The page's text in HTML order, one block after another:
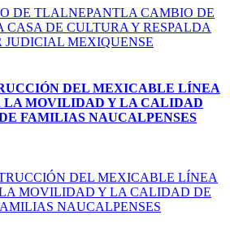
DEL MEXICABLE LÍNEA
LA MOVILIDAD Y LA CALIDAD
FAMILIAS NAUCALPENSES